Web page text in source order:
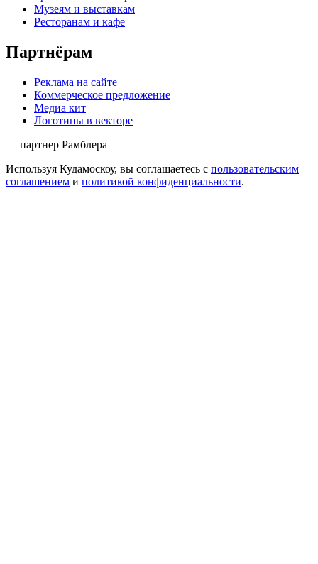
Музеям и выставкам
Ресторанам и кафе
Партнёрам
Реклама на сайте
Коммерческое предложение
Медиа кит
Логотипы в векторе
— партнер Рамблера
Используя Кудамоскоу, вы соглашаетесь с пользовательским
соглашением и политикой конфиденциальности.